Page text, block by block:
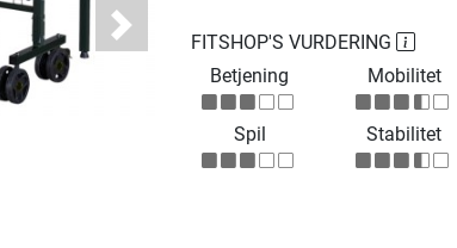
Next
FITSHOP'S VURDERING
Betjening
Mobilitet
Spil Stabilitet